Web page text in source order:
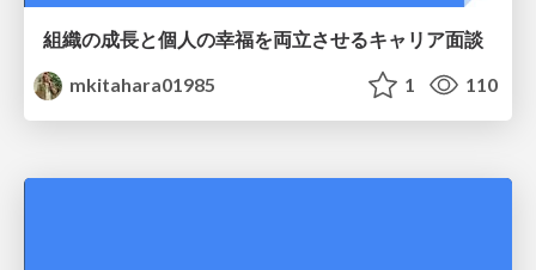
組織の成長と個人の幸福を両立させるキャリア面談
mkitahara01985
1 110